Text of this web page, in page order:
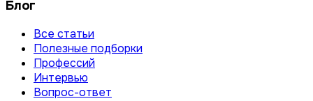
Блог
Все статьи
Полезные подборки
Профессий
Интервью
Вопрос-ответ